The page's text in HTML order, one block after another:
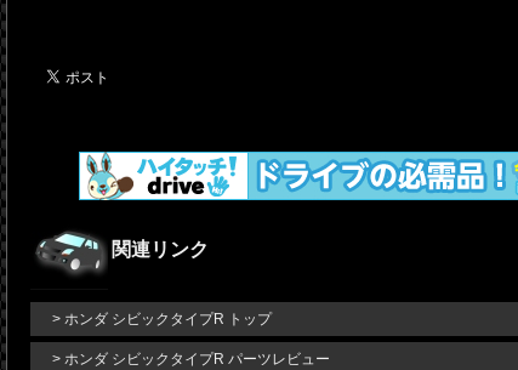
関連リンク
> ホンダ シビックタイプR トップ
> ホンダ シビックタイプR パーツレビュー